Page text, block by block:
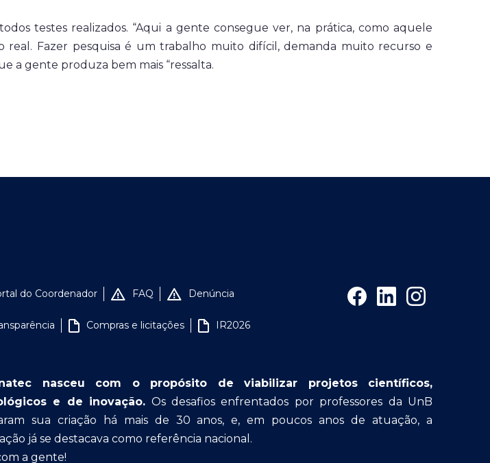
testes realizados. “Aqui a gente consegue ver, na prática, como aquele
Fazer pesquisa é um trabalho muito difícil, demanda muito recurso e
a gente produza bem mais “ressalta.
do Coordenador FAQ Denúncia
Compras e licitações IR2026
nasceu com o propósito de viabilizar projetos científicos,
e de inovação. Os desafios enfrentados por professores da UnB
sua criação há mais de 30 anos, e, em poucos anos de atuação, a
já se destacava como referência nacional.
a gente!